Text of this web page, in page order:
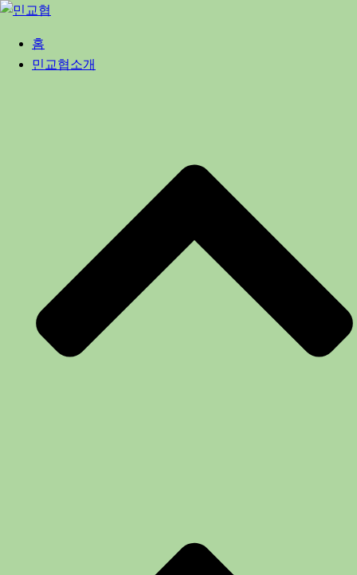
Skip
content
홈
민교협소개